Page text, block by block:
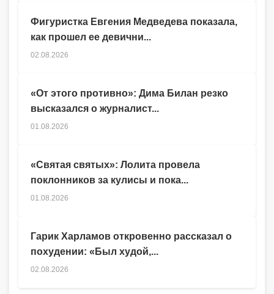
Гарик Харламов откровенно рассказал о
похудении: «Был худой,...
02.08.2026
Фигуристка Евгения Медведева показала,
как прошел ее девични...
02.08.2026
«От этого противно»: Дима Билан резко
высказался о журналист...
01.08.2026
«Святая святых»: Лолита провела
поклонников за кулисы и пока...
01.08.2026